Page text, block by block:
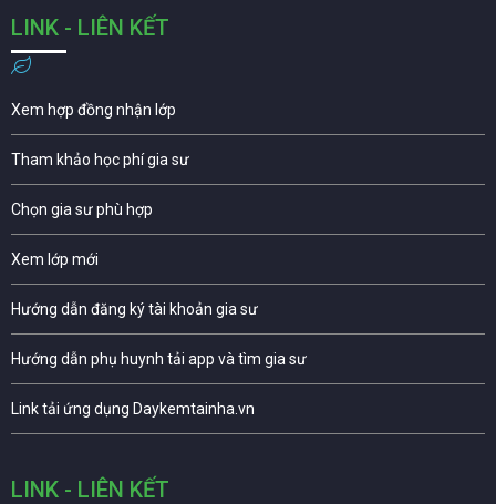
LINK - LIÊN KẾT
Xem hợp đồng nhận lớp
Tham khảo học phí gia sư
Chọn gia sư phù hợp
Xem lớp mới
Hướng dẫn đăng ký tài khoản gia sư
Hướng dẫn phụ huynh tải app và tìm gia sư
Link tải ứng dụng Daykemtainha.vn
LINK - LIÊN KẾT